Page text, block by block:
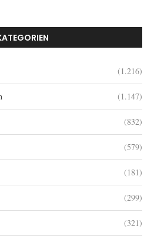
(1.216)
(1.147)
(832)
(579)
(181)
(299)
(321)